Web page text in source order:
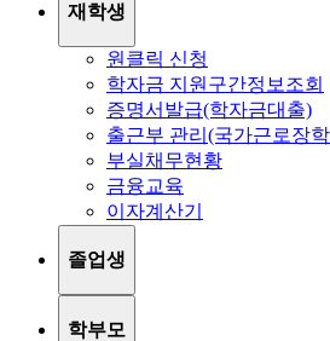
재학생
원클릭 신청
학자금 지원구간정보조회
증명서발급(학자금대출)
출근부 관리(국가근로장
부실채무현황
금융교육
이자계산기
졸업생
학부모